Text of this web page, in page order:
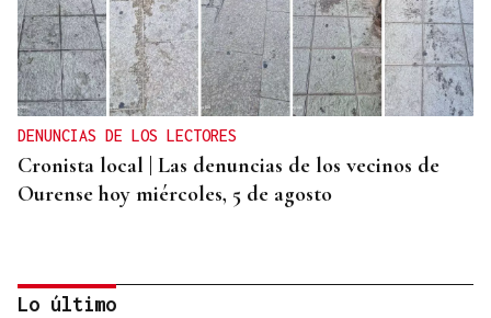
DENUNCIAS DE LOS LECTORES
Cronista local | Las denuncias de los vecinos de
Ourense hoy miércoles, 5 de agosto
Lo último